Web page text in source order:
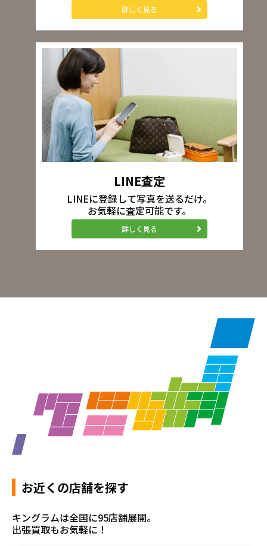
詳しく見る
LINE査定
LINEに登録して写真を送るだけ。
お気軽に査定可能です。
詳しく見る
お近くの店舗を探す
キングラムは全国に95店舗展開。
出張買取もお気軽に！